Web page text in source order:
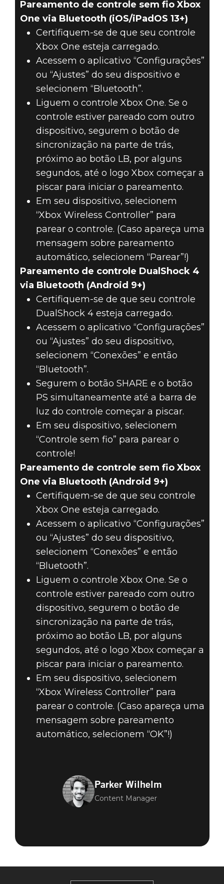
Pareamento de controle sem fio Xbox
One via Bluetooth (iOS/iPadOS 13+)
Certifiquem-se de que seu controle
Xbox One esteja carregado.
Acessem o aplicativo “Configurações”
ou “Ajustes” do seu dispositivo e
selecionem “Bluetooth”.
Liguem o controle Xbox One. Se o
controle estiver pareado com outro
dispositivo, segurem o botão de
sincronização na parte de trás,
próximo ao botão LB, por alguns
segundos, até o logo Xbox começar a
piscar para iniciar o pareamento.
Em seu dispositivo, selecionem
“Xbox Wireless Controller” para
parear o controle. (Caso apareça uma
mensagem sobre pareamento
automático, selecionem “Parear”!)
Pareamento de controle DualShock 4
via Bluetooth (Android 9+)
Certifiquem-se de que seu controle
DualShock 4 esteja carregado.
Acessem o aplicativo “Configurações”
ou “Ajustes” do seu dispositivo,
selecionem “Conexões” e então
“Bluetooth”.
Segurem o botão SHARE e o botão
PS simultaneamente até a barra de
luz do controle começar a piscar.
Em seu dispositivo, selecionem
“Controle sem fio” para parear o
controle!
Pareamento de controle sem fio Xbox
One via Bluetooth (Android 9+)
Certifiquem-se de que seu controle
Xbox One esteja carregado.
Acessem o aplicativo “Configurações”
ou “Ajustes” do seu dispositivo,
selecionem “Conexões” e então
“Bluetooth”.
Liguem o controle Xbox One. Se o
controle estiver pareado com outro
dispositivo, segurem o botão de
sincronização na parte de trás,
próximo ao botão LB, por alguns
segundos, até o logo Xbox começar a
piscar para iniciar o pareamento.
Em seu dispositivo, selecionem
“Xbox Wireless Controller” para
parear o controle. (Caso apareça uma
mensagem sobre pareamento
automático, selecionem “OK”!)
Parker Wilhelm
Content Manager